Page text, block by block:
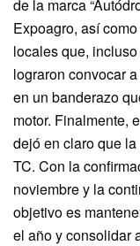
de la marca
Expoagro, así
locales que,
lograron convocar
en un banderazo
motor. Finalmente,
dejó en claro que
TC. Con la
noviembre y la
objetivo es
el año y consolidar